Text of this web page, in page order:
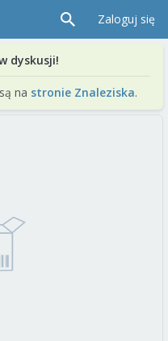
Zaloguj się
dyskusji!
na stronie Znaleziska.